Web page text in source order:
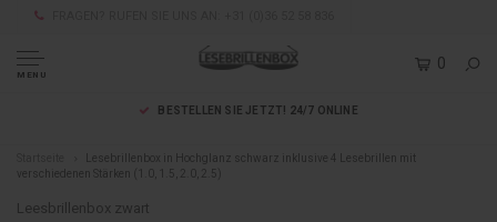
MENU
0
BESTELLEN SIE JETZT! 24/7 ONLINE
Lesebrillenbox in Hochglanz schwarz inklusive 4 Lesebrillen mit
verschiedenen Stärken (1.0, 1.5, 2.0, 2.5)
Leesbrillenbox zwart